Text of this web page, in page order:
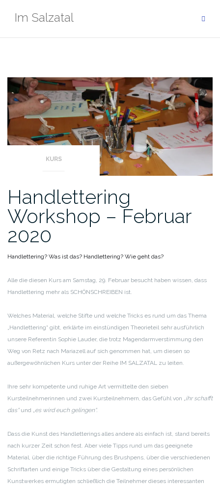
InhaltIm Salzatal
KURS
Handlettering
Workshop – Februar
2020
Handlettering? Was ist das? Handlettering? Wie geht das?
Alle die diesen Kurs am Samstag, 29. Februar besucht haben wissen, dass
Handlettering mehr als SCHÖNSCHREIBEN ist.
Welches Material, welche Stifte und welche Tricks es rund um das Thema
„Handlettering“ gibt, erklärte im einstündigen Theorieteil sehr ausführlich
unsere Referentin Sophie Lauder, die trotz Magendarmverstimmung den
Weg von Retz nach Mariazell auf sich genommen hat, um diesen so
außergewöhnlichen Kurs unter der Reihe IM SALZATAL zu leiten.
Ihre sehr kompetente und ruhige Art vermittelte den sieben
Kursteilnehmerinnen und zwei Kursteilnehmern, das Gefühl von „ihr schafft
das“und „es wird euch gelingen“.
Dass die Kunst des Handletterings alles andere als einfach ist, stand bereits
nach kurzer Zeit schon fest. Aber viele Tipps rund um das geeignete
Material, über die richtige Führung des Brushpens, über die verschiedenen
Schriftarten und einige Tricks über die Gestaltung eines persönlichen
Kunstwerkes ermutigten schließlich die Teilnehmer dieses interessanten